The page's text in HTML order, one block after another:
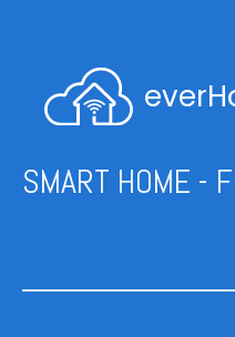
SMART HOME -